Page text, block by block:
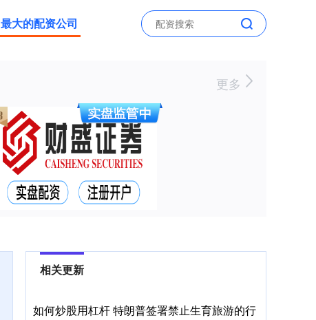
最大的配资公司
更多
相关更新
如何炒股用杠杆 特朗普签署禁止生育旅游的行